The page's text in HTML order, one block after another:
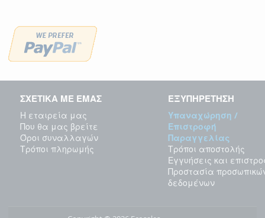
ΣΧΕΤΙΚΑ ΜΕ ΕΜΑΣ
Η εταιρεία μας
Που θα μας βρείτε
Όροι συναλλαγών
Τρόποι πληρωμής
ΕΞΥΠΗΡΕΤΗΣΗ
Υπαναχώρηση /
Επιστροφή
Παραγγελίας
Τρόποι αποστολής
Εγγυήσεις και
Προστασία
δεδομένων